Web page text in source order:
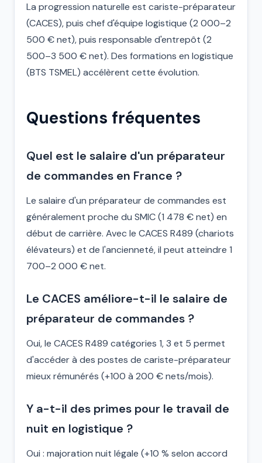
La progression naturelle est cariste-préparateur
(CACES), puis chef d'équipe logistique (2 000–2
500 € net), puis responsable d'entrepôt (2
500–3 500 € net). Des formations en logistique
(BTS TSMEL) accélèrent cette évolution.
Questions fréquentes
Quel est le salaire d'un préparateur
de commandes en France ?
Le salaire d'un préparateur de commandes est
généralement proche du SMIC (1 478 € net) en
début de carrière. Avec le CACES R489 (chariots
élévateurs) et de l'ancienneté, il peut atteindre 1
700–2 000 € net.
Le CACES améliore-t-il le salaire de
préparateur de commandes ?
Oui, le CACES R489 catégories 1, 3 et 5 permet
d'accéder à des postes de cariste-préparateur
mieux rémunérés (+100 à 200 € nets/mois).
Y a-t-il des primes pour le travail de
nuit en logistique ?
Oui : majoration nuit légale (+10 % selon accord